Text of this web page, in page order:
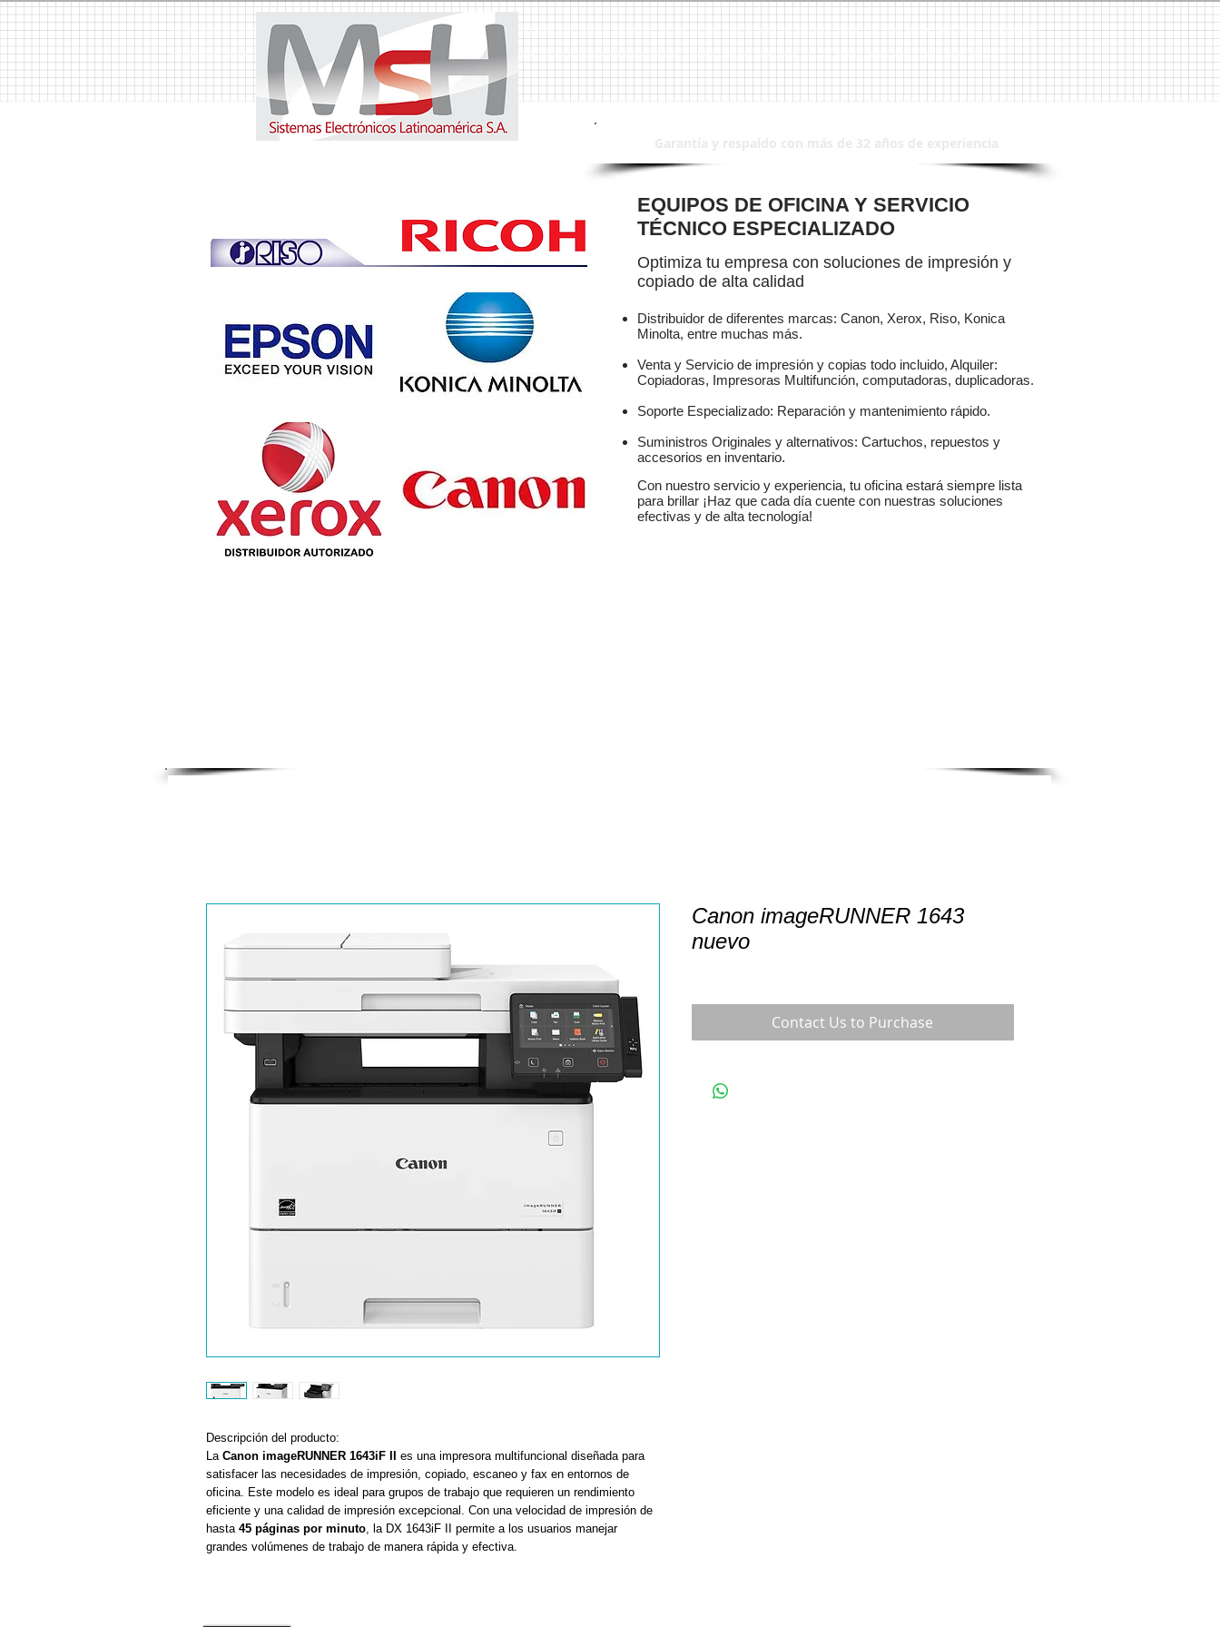
MSH Sistemas Electrónicos Latinoamerica S.A. Copiadoras, Copiadora, Fotocopiadoras, Fotocopiadora, Duplicadoras, Duplicadora, Impresoras, Impresora, Servicio Tecnico, Reparaciones, Reparacion,Canon, Ricoh, Lanier, Riso, Epson, Toshiba, Mita, Kyocera, Xerox, Sharp, Brother, Panasonic, HP, 3M, Venta de Copiadoras, Venta de Copiadora, Venta de Duplicadoras,
Venta de Duplicadora, Alquiler de Copiadoras, Alquiler de Copiadora, Suministros, Suministro, Tintas, Tinta, Toner, Toners, Faxes, Fax, Escaner´s, Escaner, MSH, msh, MSH Sistemas, Multifuncionales, Multifuncional, Computadoras, Computadora, Monitores, Monitor, CPU´s, CPU, Sistemas de Seguridad, Sistema de Seguridad, Alarmas, Alarma, CCTV
EQUIPOS DE OFICINA Y SERVICIO
TÉCNICO ESPECIALIZADO
Optimiza tu empresa con soluciones de impresión y
copiado de alta calidad
Distribuidor de diferentes marcas: Canon, Xerox, Riso, Konica
Minolta, entre muchas más.
Venta y Servicio de impresión y copias todo incluido, Alquiler:
Copiadoras, Impresoras Multifunción, computadoras, duplicadoras.
Soporte Especializado: Reparación y mantenimiento rápido.
Suministros Originales y alternativos: Cartuchos, repuestos y
accesorios en inventario.
Con nuestro servicio y experiencia, tu oficina estará siempre lista
para brillar ¡Haz que cada día cuente con nuestras soluciones
efectivas y de alta tecnología!
Descripción del producto:
La Canon imageRUNNER 1643iF II
es una impresora multifuncional diseñada para
satisfacer las necesidades de impresión, copiado, escaneo y fax en entornos de
oficina. Este modelo es ideal para grupos de trabajo que requieren un rendimiento
eficiente y una calidad de impresión excepcional. Con una velocidad de impresión de
hasta 45 páginas por minuto, la DX 1643iF II permite a los usuarios manejar
grandes volúmenes de trabajo de manera rápida y efectiva.
Canon imageRUNNER 1643
nuevo
Contact Us to Purchase